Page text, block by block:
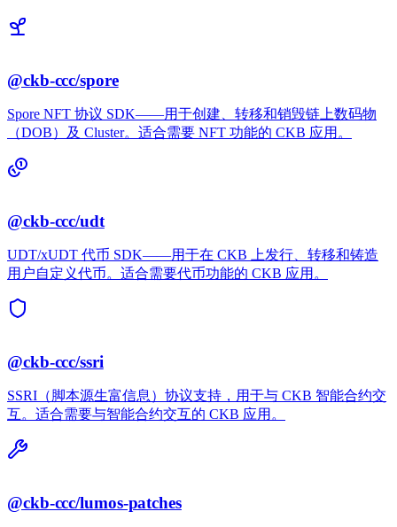
@ckb-ccc/spore
Spore NFT 协议 SDK——用于创建、转移和销毁链上数码物
（DOB）及 Cluster。适合需要 NFT 功能的 CKB 应用。
@ckb-ccc/udt
UDT/xUDT 代币 SDK——用于在 CKB 上发行、转移和铸造
用户自定义代币。适合需要代币功能的 CKB 应用。
@ckb-ccc/ssri
SSRI（脚本源生富信息）协议支持，用于与 CKB 智能合约交
互。适合需要与智能合约交互的 CKB 应用。
@ckb-ccc/lumos-patches